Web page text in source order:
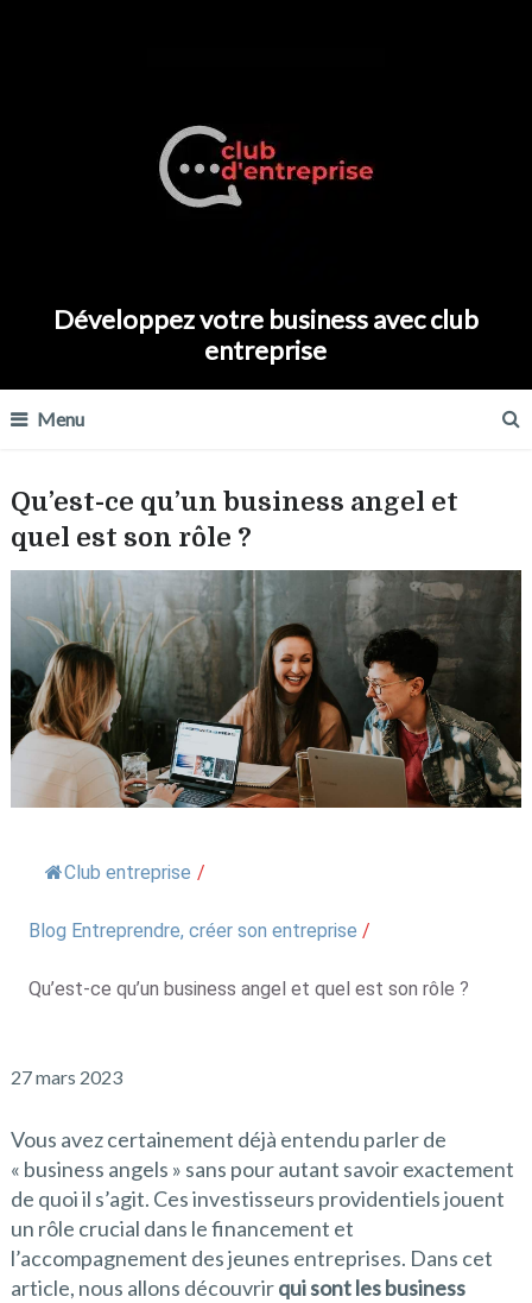
Développez votre business avec club
entreprise
Menu
Qu’est-ce qu’un business angel et
quel est son rôle ?
Club entreprise /
Blog Entreprendre, créer son entreprise /
Qu’est-ce qu’un business angel et quel est son rôle ?
27 mars 2023
Vous avez certainement déjà entendu parler de
« business angels » sans pour autant savoir exactement
de quoi il s’agit. Ces investisseurs providentiels jouent
un rôle crucial dans le financement et
l’accompagnement des jeunes entreprises. Dans cet
article, nous allons découvrirqui sont les business